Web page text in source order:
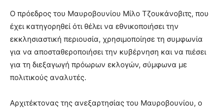
Ο πρόεδρος του Μαυροβουνίου Μίλο Τζουκάνοβιτς, που
έχει κατηγορηθεί ότι θέλει να εθνικοποιήσει την
εκκλησιαστική περιουσία, χρησιμοποίησε τη συμφωνία
για να αποσταθεροποιήσει την κυβέρνηση και να πιέσει
για τη διεξαγωγή πρόωρων εκλογών, σύμφωνα με
πολιτικούς αναλυτές.
Αρχιτέκτονας της ανεξαρτησίας του Μαυροβουνίου, ο